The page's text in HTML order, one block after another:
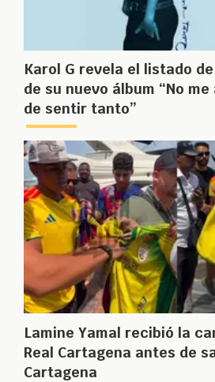
Karol G revela el listado
de su nuevo álbum “No
de sentir tanto”
Lamine Yamal recibió la
Real Cartagena antes de
Cartagena